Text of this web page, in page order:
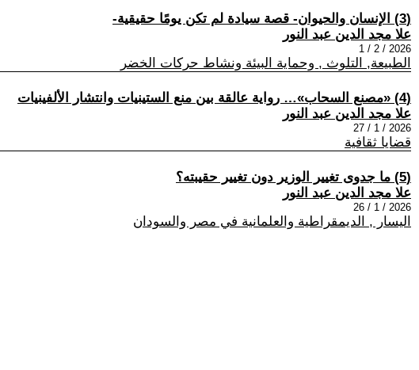
(3) الإنسان والحيوان- قصة سيادة لم تكن يومًا حقيقية-
علا مجد الدين عبد النور
2026 / 2 / 1
الطبيعة, التلوث , وحماية البيئة ونشاط حركات الخضر
(4) «مصنع السحاب»… رواية عالقة بين منع الستينيات وانتشار الألفينيات
علا مجد الدين عبد النور
2026 / 1 / 27
قضايا ثقافية
(5) ما جدوى تغيير الوزير دون تغيير حقيبته؟
علا مجد الدين عبد النور
2026 / 1 / 26
اليسار , الديمقراطية والعلمانية في مصر والسودان